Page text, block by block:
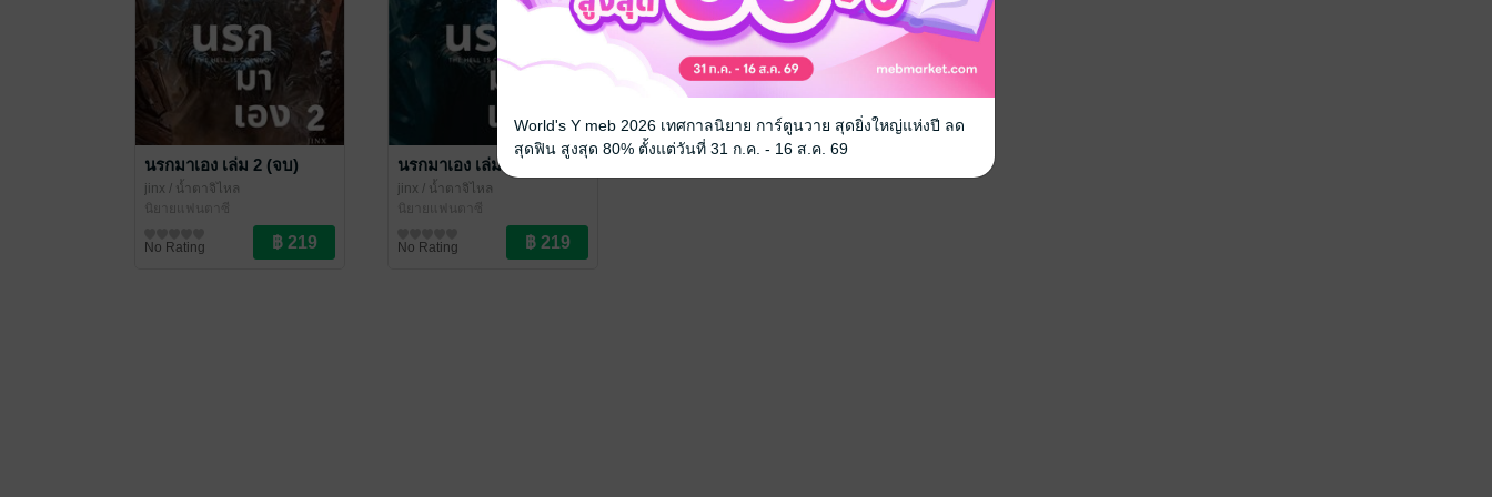
นรกมาเอง เล่ม 2 (จบ)
jinx / น้ำตาจิไหล
นิยายแฟนตาซี
No Rating
นรกมาเอง เล่ม 1
jinx / น้ำตาจิไหล
นิยายแฟนตาซี
No Rating
World's Y meb 2026 เทศกาลนิยาย การ์ตูนวาย สุดยิ่งใหญ่แห่งปี ลด
สุดฟิน สูงสุด 80% ตั้งแต่วันที่ 31 ก.ค. - 16 ส.ค. 69